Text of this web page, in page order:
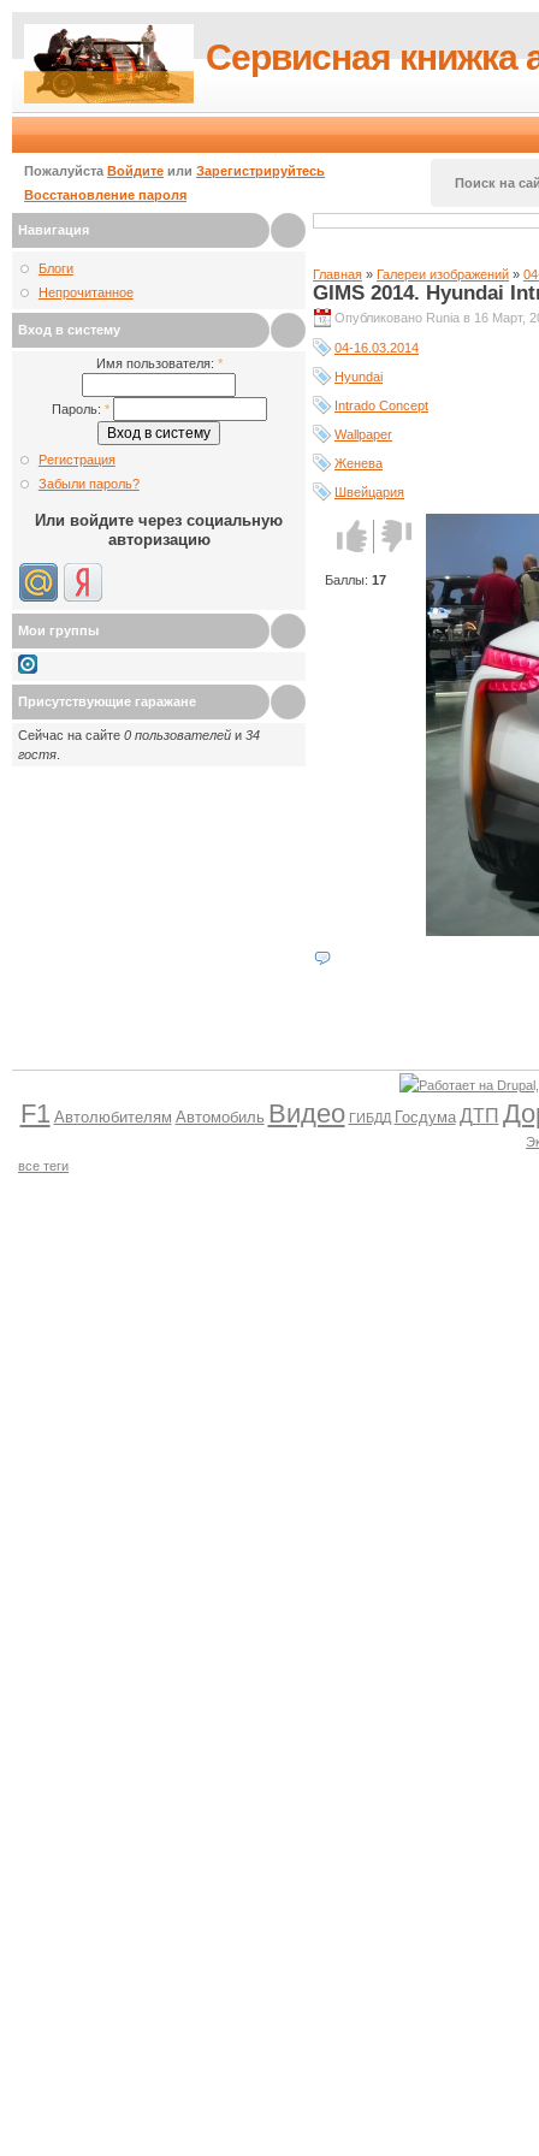
Сервисная книжка
Пожалуйста Войдите или Зарегистрируйтесь
Восстановление пароля
Поиск на
Навигация
Блоги
Непрочитанное
Вход в систему
Имя пользователя: *
Пароль: *
Регистрация
Забыли пароль?
Или войдите через социальную
авторизацию
Мои группы
Присутствующие гаражане
Сейчас на сайте 0 пользователей и 34
гостя
Главная » Галереи изображений »
GIMS 2014. Hyundai
Опубликовано Runia в 16 Март,
04-16.03.2014
Hyundai
Intrado Concept
Wallpaper
Женева
Швейцария
Голос за!Голос
против!
Баллы: 17
F1 Автолюбителям Автомобиль Видео ГИБДД Госдума ДТП
все теги